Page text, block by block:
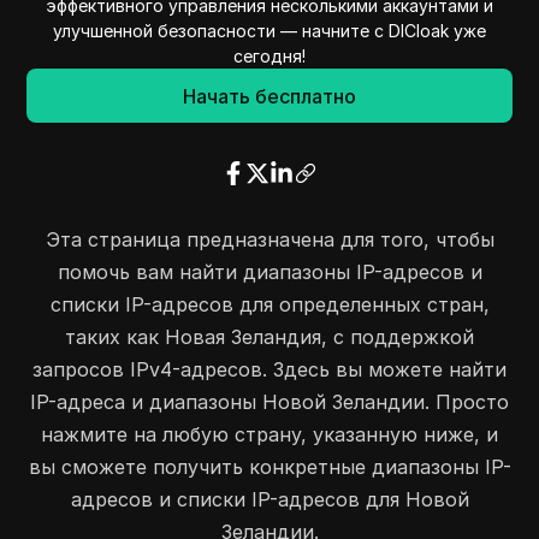
45.157.168.0
45.157.171.255
1024
45.202.49.0
45.202.51.255
768
45.252.191.255
45.254.254.255
45.146.186.0
45.146.186.255
256
58.28.0.0
58.28.255.255
65536
58.84.36.0
58.84.39.255
1024
58.84.48.0
58.84.51.255
1024
58.84.224.0
58.84.239.255
4096
59.86.183.0
59.86.183.255
256
59.153.20.0
59.153.23.255
1024
57.144.0.0
57.144.1.255
512
64.39.237.0
64.39.237.255
256
эффективного управления несколькими аккаунтами и
улучшенной безопасности — начните с DICloak уже
сегодня!
Начать бесплатно
Эта страница предназначена для того, чтобы
помочь вам найти диапазоны IP-адресов и
списки IP-адресов для определенных стран,
таких как Новая Зеландия, с поддержкой
запросов IPv4-адресов. Здесь вы можете найти
IP-адреса и диапазоны Новой Зеландии. Просто
нажмите на любую страну, указанную ниже, и
вы сможете получить конкретные диапазоны IP-
адресов и списки IP-адресов для Новой
Зеландии.